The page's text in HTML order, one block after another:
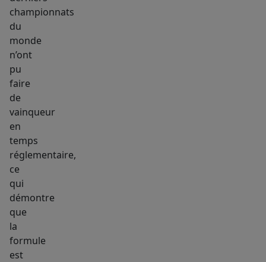
championnats
du
monde
n’ont
pu
faire
de
vainqueur
en
temps
réglementaire,
ce
qui
démontre
que
la
formule
est